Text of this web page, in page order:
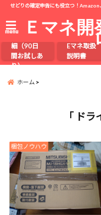
せどりの確定申告にも役立つ！
menu Ｅマネ
Eマネの詳
細（90日
間お試しあ
り）
Eマネ取扱
説明書
ホーム
「 ド
梱包ノウハウ